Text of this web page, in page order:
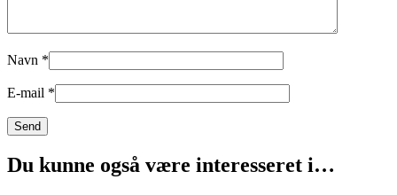
Navn *
E-mail *
Du kunne også være interesseret i…